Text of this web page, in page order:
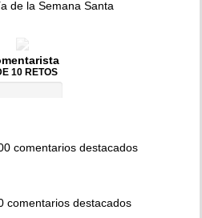
de la Semana Santa
10 RETOS
comentarios destacados
comentarios destacados